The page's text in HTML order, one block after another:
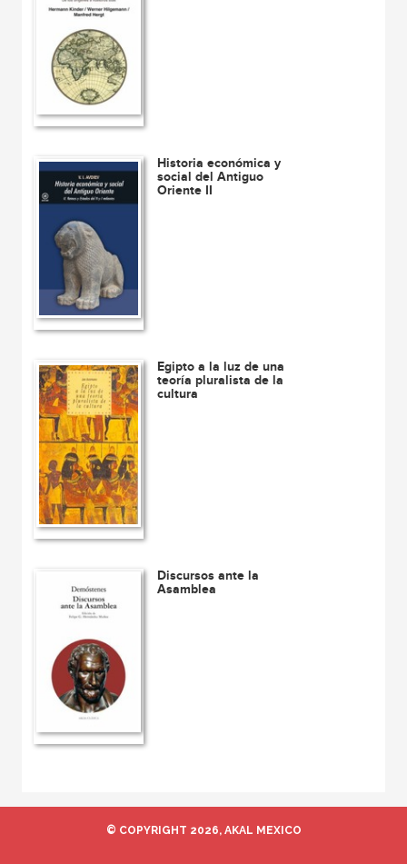
Historia económica y
social del Antiguo
Oriente II
Egipto a la luz de una
teoría pluralista de la
cultura
Discursos ante la
Asamblea
© COPYRIGHT 2026, AKAL MEXICO